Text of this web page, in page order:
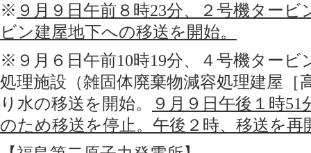
※ ９月９日午前８時23分、２号機ター
ビン建屋地下への移送を開始。
※９月６日午前10時19分、４号機タービ
処理施設（雑固体廃棄物減容処理建屋［
り水の移送を開始。
９月９日午後１時
のため移送を停止。午後２時、移送を再